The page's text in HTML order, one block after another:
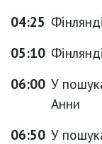
04:25
05:10
06:00 У
Анни
06:50 У